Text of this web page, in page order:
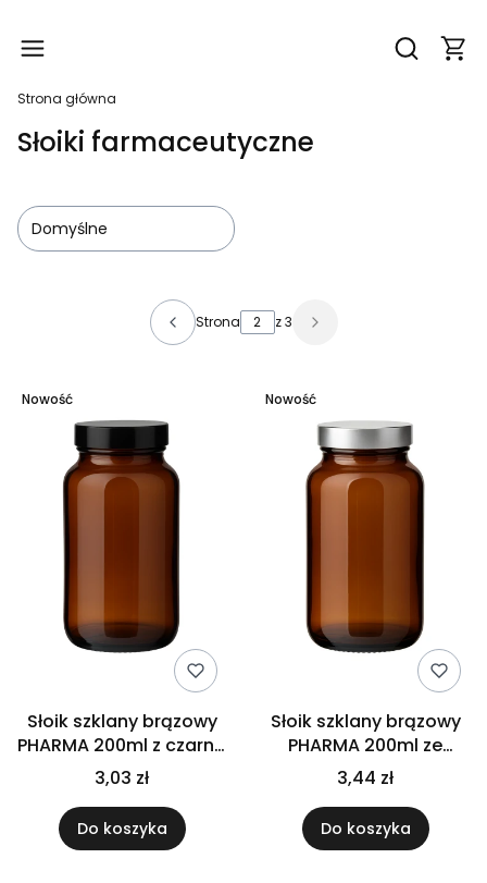
Otwórz
Strona główna
Słoiki farmaceutyczne
Domyślne
Lista produktów
Strona z 3
Nowość
Słoik szklany brązowy
PHARMA 200ml z czarną
nakrętką na
suplementy tabletki
kapsułki
3,03 zł
Do koszyka
Nowość
Słoik szklany brązowy
PHARMA 200ml ze
srebrną nakrętką na
suplementy tabletki
kapsułki
3,44 zł
Do koszyka